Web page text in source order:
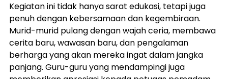
Kegiatan ini tidak hanya sarat edukasi, tetapi juga
penuh dengan kebersamaan dan kegembiraan.
Murid-murid pulang dengan wajah ceria, membawa
cerita baru, wawasan baru, dan pengalaman
berharga yang akan mereka ingat dalam jangka
panjang. Guru-guru yang mendampingi juga